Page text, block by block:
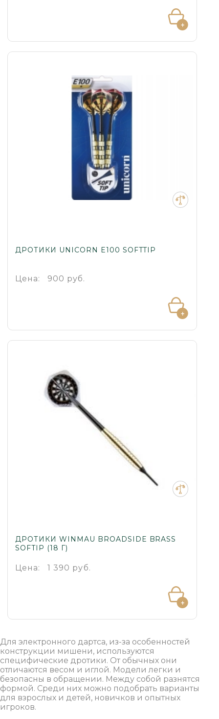
ДРОТИКИ UNICORN E100 SOFTTIP
Цена: 900 руб.
ДРОТИКИ WINMAU BROADSIDE BRASS
SOFTIP (18 Г)
Цена: 1 390 руб.
Для электронного дартса, из-за особенностей
конструкции мишени, используются
специфические дротики. От обычных они
отличаются весом и иглой. Модели легки и
безопасны в обращении. Между собой разнятся
формой. Среди них можно подобрать варианты
для взрослых и детей, новичков и опытных
игроков.